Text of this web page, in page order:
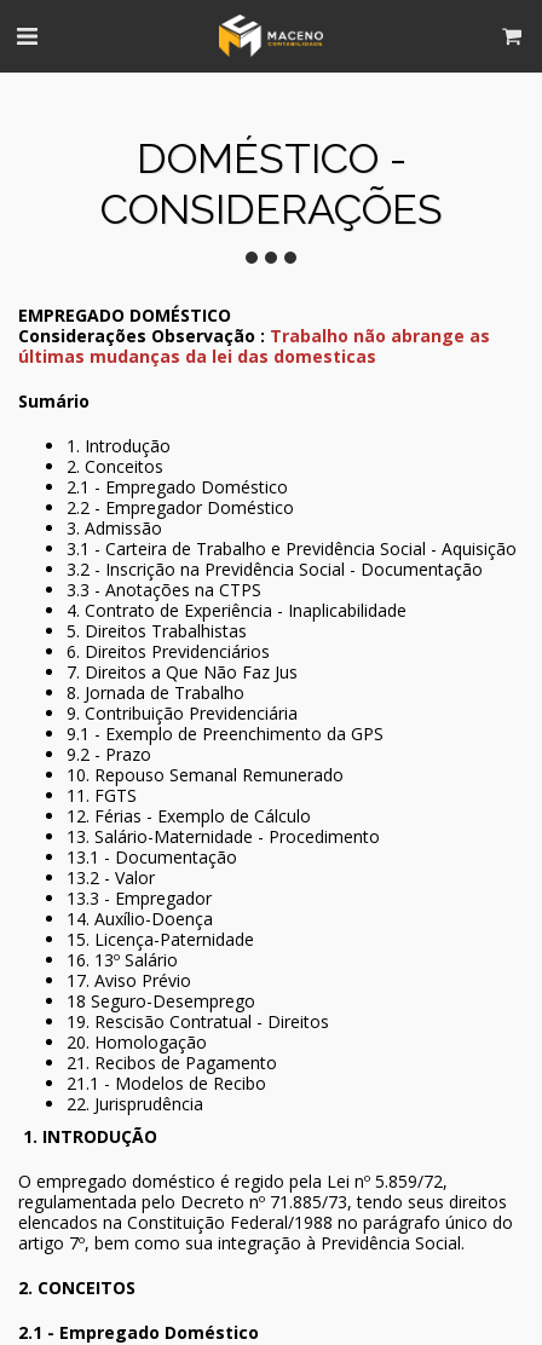
DOMÉSTICO -
CONSIDERAÇÕES
EMPREGADO DOMÉSTICO
Considerações Observação : Trabalho não abrange as
últimas mudanças da lei das domesticas
Sumário
1. Introdução
2. Conceitos
2.1 - Empregado Doméstico
2.2 - Empregador Doméstico
3. Admissão
3.1 - Carteira de Trabalho e Previdência Social - Aquisição
3.2 - Inscrição na Previdência Social - Documentação
3.3 - Anotações na CTPS
4. Contrato de Experiência - Inaplicabilidade
5. Direitos Trabalhistas
6. Direitos Previdenciários
7. Direitos a Que Não Faz Jus
8. Jornada de Trabalho
9. Contribuição Previdenciária
9.1 - Exemplo de Preenchimento da GPS
9.2 - Prazo
10. Repouso Semanal Remunerado
11. FGTS
12. Férias - Exemplo de Cálculo
13. Salário-Maternidade - Procedimento
13.1 - Documentação
13.2 - Valor
13.3 - Empregador
14. Auxílio-Doença
15. Licença-Paternidade
16. 13º Salário
17. Aviso Prévio
18 Seguro-Desemprego
19. Rescisão Contratual - Direitos
20. Homologação
21. Recibos de Pagamento
21.1 - Modelos de Recibo
22. Jurisprudência
1. INTRODUÇÃO
O empregado doméstico é regido pela Lei nº 5.859/72,
regulamentada pelo Decreto nº 71.885/73, tendo seus direitos
elencados na Constituição Federal/1988 no parágrafo único do
artigo 7º, bem como sua integração à Previdência Social.
2. CONCEITOS
2.1 - Empregado Doméstico